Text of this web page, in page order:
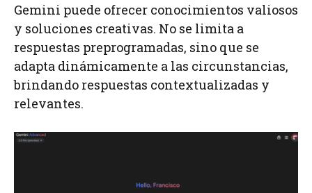
Gemini puede ofrecer conocimientos valiosos
y soluciones creativas. No se limita a
respuestas preprogramadas, sino que se
adapta dinámicamente a las circunstancias,
brindando respuestas contextualizadas y
relevantes.